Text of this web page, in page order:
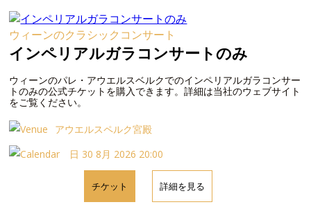
ウィーンのクラシックコンサート
インペリアルガラコンサートのみ
ウィーンのパレ・アウエルスベルクでのインペリアルガラコンサー
トのみの公式チケットを購入できます。詳細は当社のウェブサイト
をご覧ください。
アウエルスペルク宮殿
日 30 8月 2026 20:00
チケット 詳細を見る